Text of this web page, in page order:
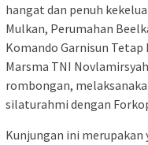
hangat dan penuh
Mulkan, Perumahan
Komando Garnisun
Marsma TNI
rombongan,
silaturahmi dengan
Kunjungan ini